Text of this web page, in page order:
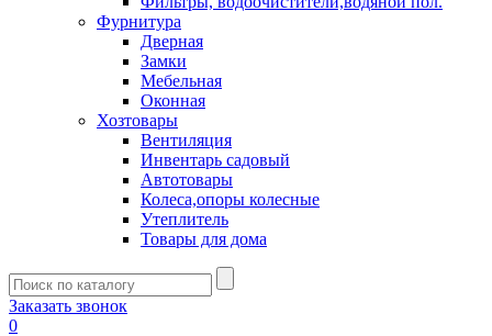
Фурнитура
Дверная
Замки
Мебельная
Оконная
Хозтовары
Вентиляция
Инвентарь садовый
Автотовары
Колеса,опоры колесные
Утеплитель
Товары для дома
Заказать звонок
0